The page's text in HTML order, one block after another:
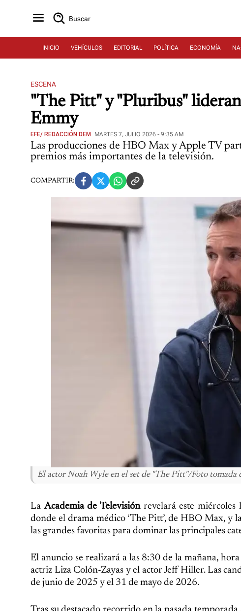
Buscar
INICIO VEHÍCULOS EDITORIAL POLÍTICA ECONOMÍA
ESCENA
"The Pitt" y "Pluribus"
Emmy
EFE/ REDACCIÓN DEM MARTES 7, JULIO 2026 - 9:35 AM
Las producciones de HBO Max y Apple TV
premios más importantes de la televisión.
COMPARTIR:
El actor Noah Wyle en el set de "The Pitt"/Foto tomada
LaAcademia de Televisiónrevelará este miércoles
donde el drama médico ‘The Pitt’, de HBO Max, y
las grandes favoritas para dominar las principales
El anuncio se realizará a las 8:30 de la mañana,
actriz Liza Colón-Zayas y el actor Jeff Hiller. Las
de junio de 2025 y el 31 de mayo de 2026.